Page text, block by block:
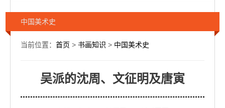
中国美术史
当前位置： 首页 > 书画知识 > 中国美术史
吴派的沈周、文征明及唐寅